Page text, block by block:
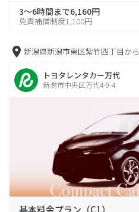
3～6時間まで6,160円
免責補償制度1,100円
新潟県新潟市東区紫竹四丁目から
トヨタレンタカー万代
新潟市中央区万代4-9-4
基本料金プラン（C1）